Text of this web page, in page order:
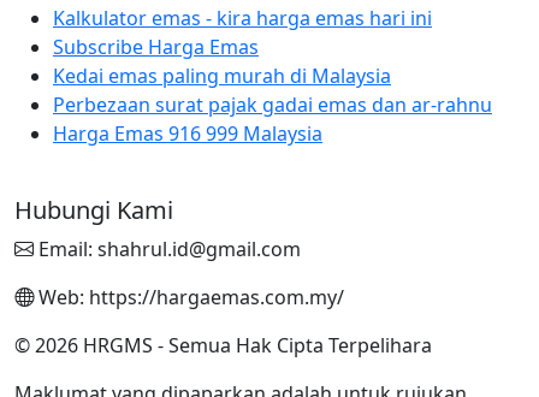
Kalkulator emas - kira harga emas hari ini
Subscribe Harga Emas
Kedai emas paling murah di Malaysia
Perbezaan surat pajak gadai emas dan ar-rahnu
Harga Emas 916 999 Malaysia
Hubungi Kami
Email: shahrul.id@gmail.com
Web: https://hargaemas.com.my/
© 2026 HRGMS - Semua Hak Cipta Terpelihara